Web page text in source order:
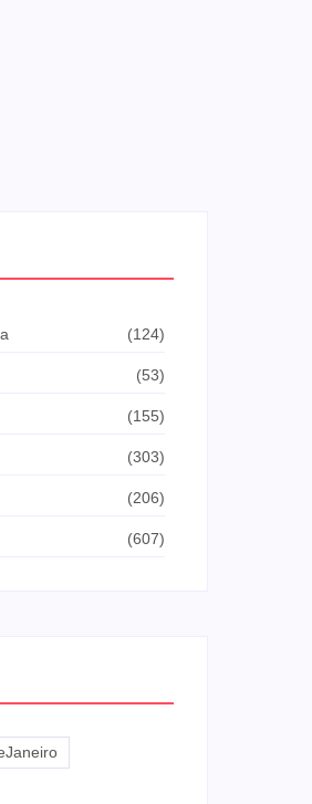
(124)
(53)
(155)
(303)
(206)
(607)